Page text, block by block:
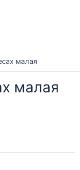
малая
малая